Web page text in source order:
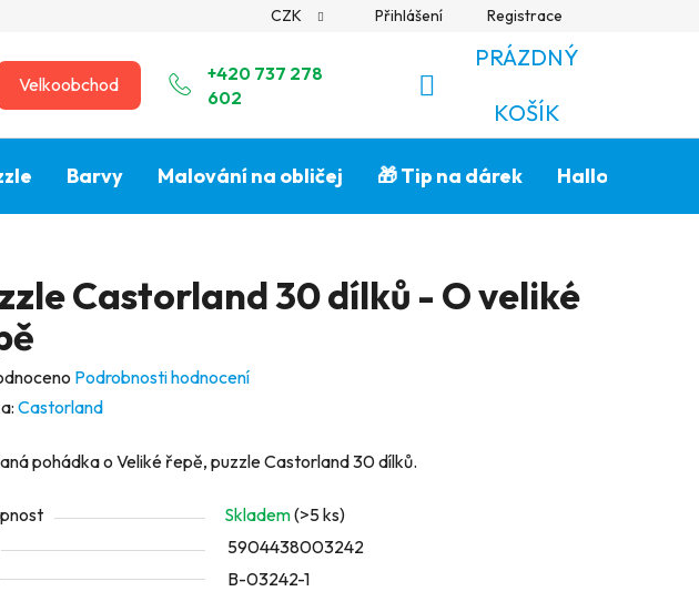
CZK Přihlášení Registrace
Velkoobchod
+420 737 278
602
NÁKUPNÍ
KOŠÍK
PRÁZDNÝ
KOŠÍK
Barvy Malování na obličej 🎁 Tip na dárek Halloween🎃
Castorland 30 dílků - O veliké
Podrobnosti hodnocení
Castorland
pohádka o Veliké řepě, puzzle Castorland 30 dílků.
Skladem(>5 ks)
5904438003242
B-03242-1